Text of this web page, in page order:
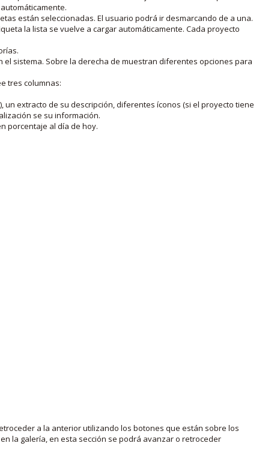
están seleccionadas. El usuario podrá ir desmarcando de a una.
la lista se vuelve a cargar automáticamente. Cada proyecto
sistema. Sobre la derecha de muestran diferentes opciones para
tres columnas:
extracto de su descripción, diferentes íconos (si el proyecto tiene
se su información.
porcentaje al día de hoy.
a la anterior utilizando los botones que están sobre los
la galería, en esta sección se podrá avanzar o retroceder